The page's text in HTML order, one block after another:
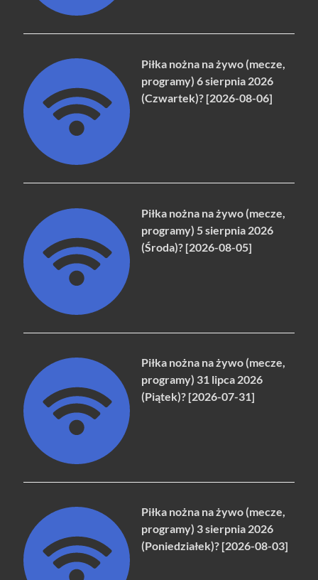
Piłka nożna na żywo (mecze,
programy) 6 sierpnia 2026
(Czwartek)? [2026-08-06]
Piłka nożna na żywo (mecze,
programy) 5 sierpnia 2026
(Środa)? [2026-08-05]
Piłka nożna na żywo (mecze,
programy) 31 lipca 2026
(Piątek)? [2026-07-31]
Piłka nożna na żywo (mecze,
programy) 3 sierpnia 2026
(Poniedziałek)? [2026-08-03]